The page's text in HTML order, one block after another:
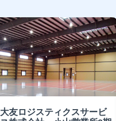
大友ロジスティクスサービ